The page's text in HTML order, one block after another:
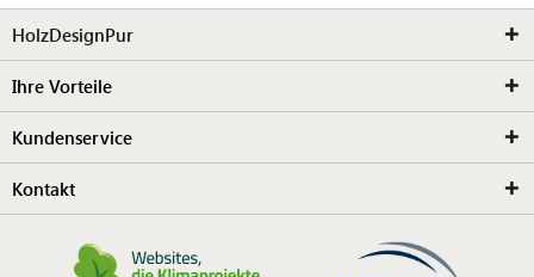
HolzDesignPur
Ihre Vorteile
Kundenservice
Kontakt